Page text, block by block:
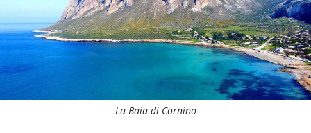
La Baia di Cornino